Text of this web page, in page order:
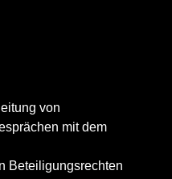
von
mit dem
Beteiligungsrechten